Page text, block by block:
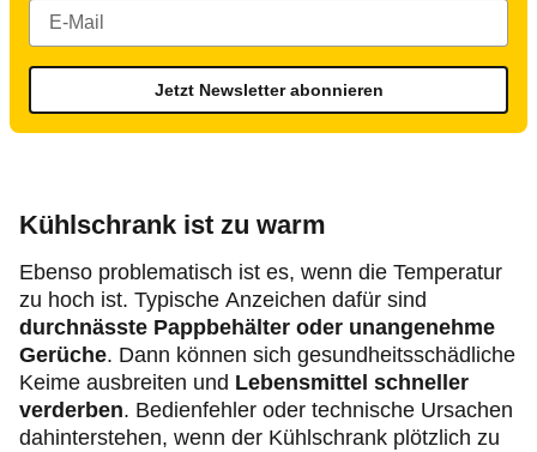
Jetzt Newsletter abonnieren
Kühlschrank ist zu warm
Ebenso problematisch ist es, wenn die Temperatur
zu hoch ist. Typische Anzeichen dafür sind
durchnässte Pappbehälter oder unangenehme
Gerüche. Dann können sich gesundheitsschädliche
Keime ausbreiten und Lebensmittel schneller
verderben. Bedienfehler oder technische Ursachen
dahinterstehen, wenn der Kühlschrank plötzlich zu